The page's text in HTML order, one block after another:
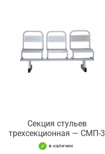
Секция стульев
трехсекционная — СМП-3
в наличии